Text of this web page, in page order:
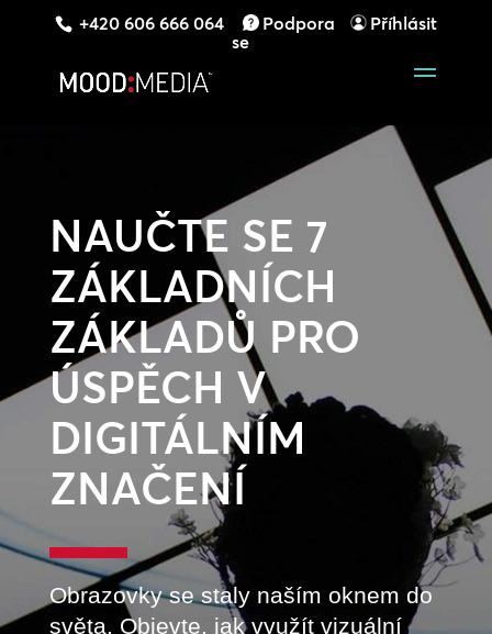
+420 606 666 064 Podpora
Příhlásit
se
NAUČTE SE 7
ZÁKLADNÍCH
ZÁKLADŮ PRO
ÚSPĚCH V
DIGITÁLNÍM
ZNAČENÍ
Obrazovky se staly naším oknem do
světa. Objevte, jak využít vizuální